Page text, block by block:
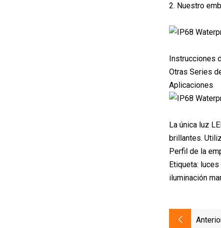
2. Nuestro
Instrucciones
Otras Series
Aplicaciones
La única luz
brillantes.
Perfil de la
Etiqueta:
iluminación